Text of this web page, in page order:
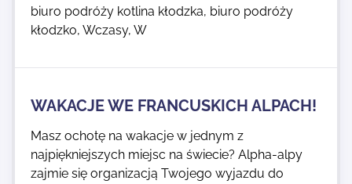
biuro podróży kotlina kłodzka, biuro podróży
kłodzko, Wczasy, W
WAKACJE WE FRANCUSKICH ALPACH!
Masz ochotę na wakacje w jednym z
najpiękniejszych miejsc na świecie? Alpha-alpy
zajmie się organizacją Twojego wyjazdu do